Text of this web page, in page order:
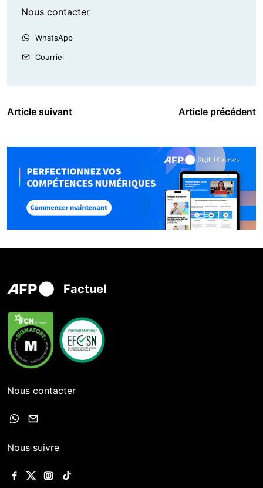
Nous contacter
WhatsApp
Courriel
Article suivant Article précédent
Factuel
Nous contacter
Nous suivre